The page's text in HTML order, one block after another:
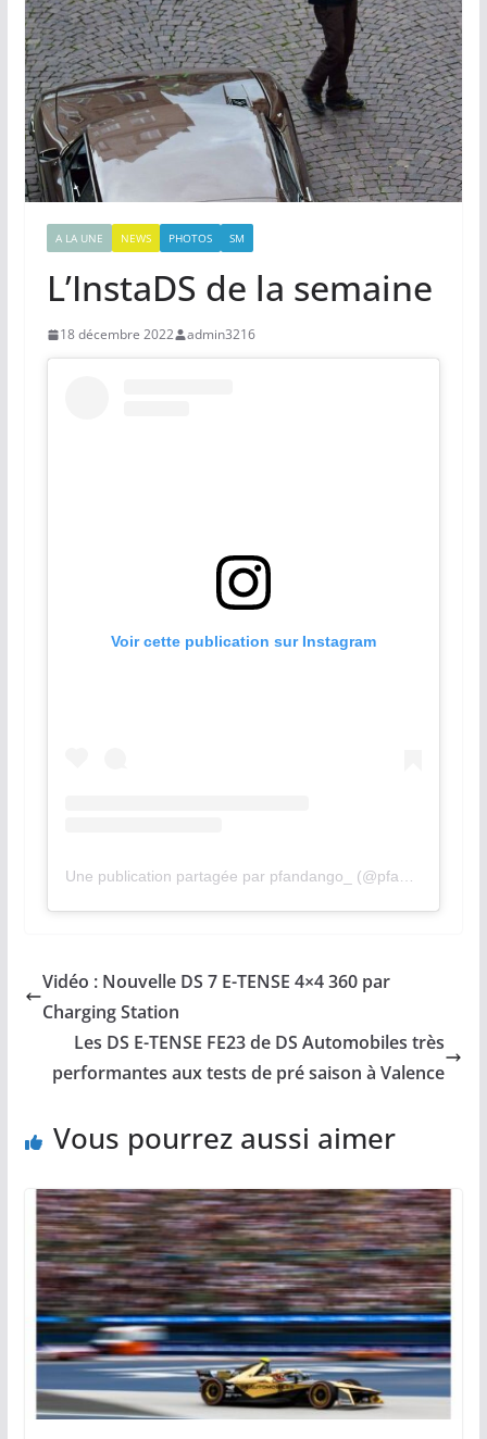
A LA UNE NEWS PHOTOS SM
L’InstaDS de la semaine
18 décembre 2022 admin3216
Voir cette publication sur Instagram
Une publication partagée par pfandango_ (@pfandango_)
Vidéo : Nouvelle DS 7 E-TENSE 4×4 360 par
Charging Station
Les DS E-TENSE FE23 de DS Automobiles très
performantes aux tests de pré saison à Valence
Vous pourrez aussi aimer